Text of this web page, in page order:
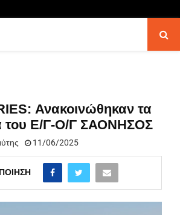
Ανακοινώθηκαν τα
του Ε/Γ-Ο/Γ ΣΑΟΝΗΣΟΣ
11/06/2025